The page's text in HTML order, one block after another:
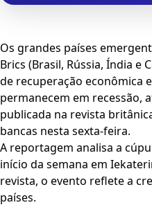
Os grandes países
Brics (Brasil, Rússia, Índia e
de recuperação econômica
permanecem em recessão,
publicada na revista
bancas nesta sexta-feira.
A reportagem analisa a
início da semana em
revista, o evento reflete a
países.